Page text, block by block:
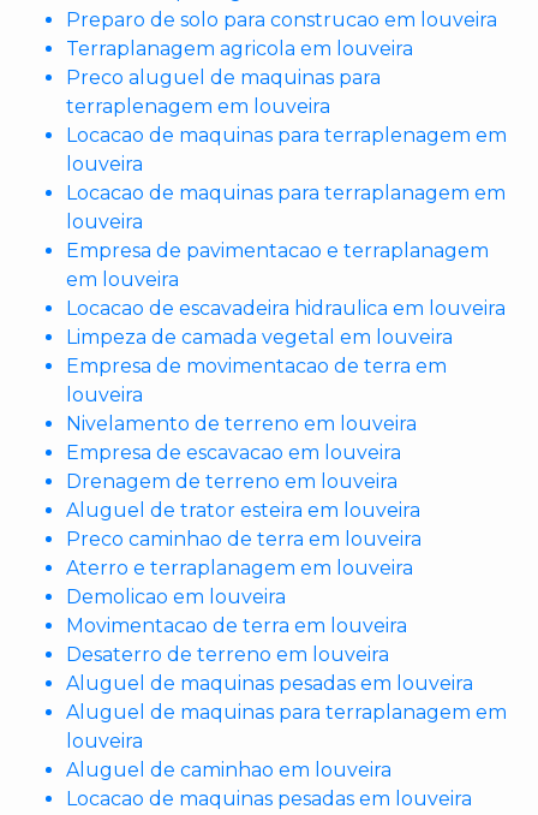
Preparo de solo para construcao em louveira
Terraplanagem agricola em louveira
Preco aluguel de maquinas para
terraplenagem em louveira
Locacao de maquinas para terraplenagem em
louveira
Locacao de maquinas para terraplanagem em
louveira
Empresa de pavimentacao e terraplanagem
em louveira
Locacao de escavadeira hidraulica em louveira
Limpeza de camada vegetal em louveira
Empresa de movimentacao de terra em
louveira
Nivelamento de terreno em louveira
Empresa de escavacao em louveira
Drenagem de terreno em louveira
Aluguel de trator esteira em louveira
Preco caminhao de terra em louveira
Aterro e terraplanagem em louveira
Demolicao em louveira
Movimentacao de terra em louveira
Desaterro de terreno em louveira
Aluguel de maquinas pesadas em louveira
Aluguel de maquinas para terraplanagem em
louveira
Aluguel de caminhao em louveira
Locacao de maquinas pesadas em louveira